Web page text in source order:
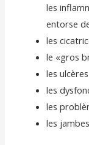
les
entorse
les
le «gros
les ulcères
les
les
les